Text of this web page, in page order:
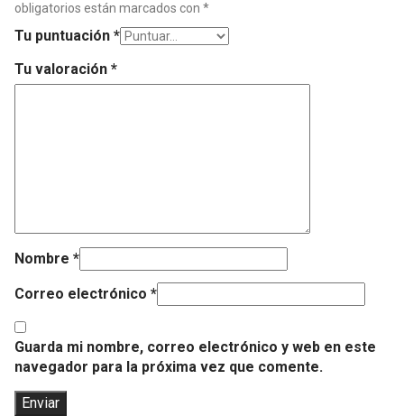
obligatorios están marcados con *
Tu puntuación *
Tu valoración *
Nombre *
Correo electrónico *
Guarda mi nombre, correo electrónico y web en este
navegador para la próxima vez que comente.